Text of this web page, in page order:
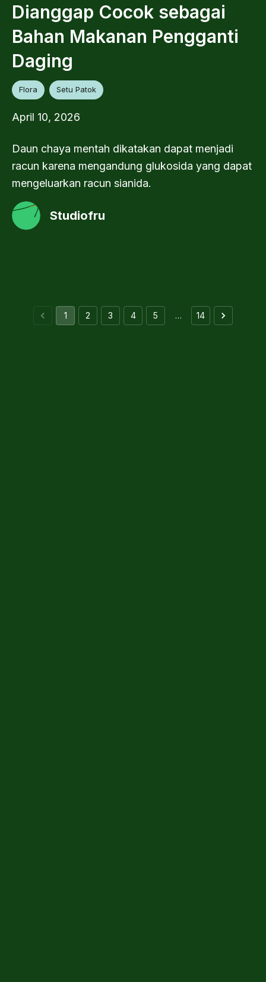
Dianggap Cocok sebagai
Bahan Makanan Pengganti
Daging
Flora Setu Patok
April 10, 2026
Daun chaya mentah dikatakan dapat menjadi
racun karena mengandung glukosida yang dapat
mengeluarkan racun sianida.
Studiofru
1 2 3 4 5 … 14